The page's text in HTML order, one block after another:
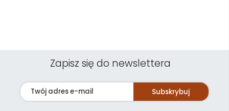
Zapisz się do newslettera
Subskrybuj